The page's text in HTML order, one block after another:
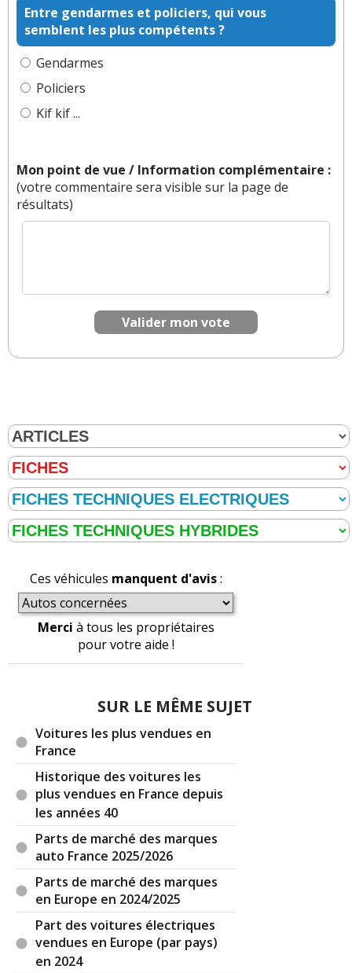
Entre gendarmes et policiers, qui vous
semblent les plus compétents ?
Gendarmes
Policiers
Kif kif ...
Mon point de vue / Information complémentaire :
(votre commentaire sera visible sur la page de
résultats)
Valider mon vote
Ces véhicules manquent d'avis:
Merci à tous les propriétaires
pour votre aide !
SUR LE MÊME SUJET
Voitures les plus vendues en
France
Historique des voitures les
plus vendues en France depuis
les années 40
Parts de marché des marques
auto France 2025/2026
Parts de marché des marques
en Europe en 2024/2025
Part des voitures électriques
vendues en Europe (par pays)
en 2024